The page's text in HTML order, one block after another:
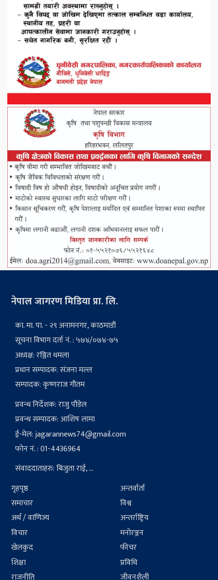
नेपाल जागरण मिडिया प्रा. लि.
का. मा. पा. - २९ अनामनगर, काठमाडौं
सूचना विभाग दर्ता नं. : ५७४/०७४-७५
अध्यक्ष: रञ्जित धमला
प्रधान सम्पादक: संजना मल्ल
सम्पादक: कृष्णराज गौतम
प्रवन्ध निर्देशक: राजु पौडेल
प्रवन्ध सम्पादक: आशिष लामा
ई-मेल:jagarannews74@gmail.com
फोन नं. : 01-4436964
संवाददाताहरु: बिजुता राई, ...
गृहपृष्ठ
समाचार
अर्थ / वाणिज्य
विचार
खेलकुद
शिक्षा
राजनीति
अन्तर्वार्ता
विश्व
अन्तर्राष्ट्रिय
मनोरञ्जन
फीचर
प्रविधि
जीवनशैली